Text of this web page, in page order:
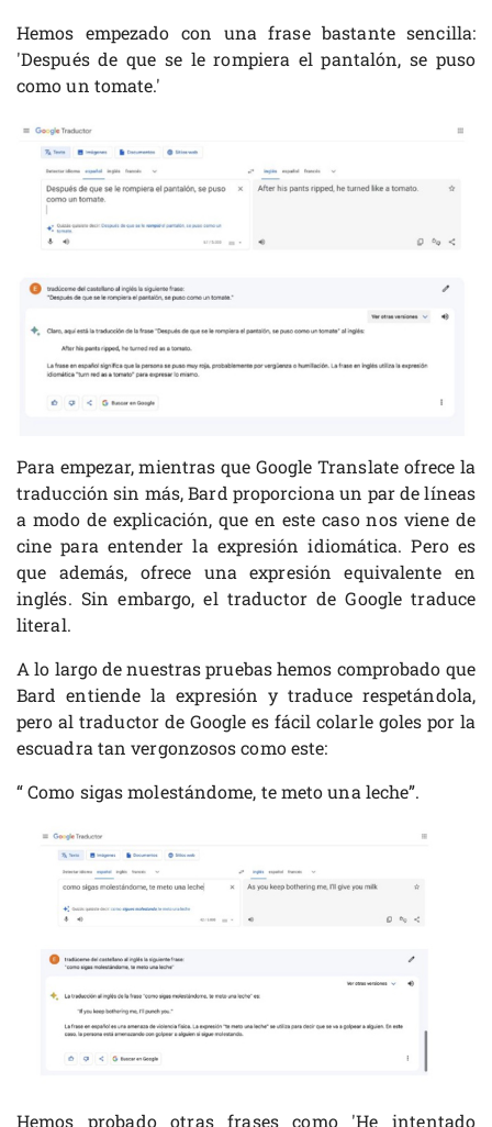
Hemos empezado con una frase bastante sencilla:
'Después de que se le rompiera el pantalón, se puso
como un tomate.'
Para empezar, mientras que Google Translate ofrece la
traducción sin más, Bard proporciona un par de líneas
a modo de explicación, que en este caso nos viene de
cine para entender la expresión idiomática. Pero es
que además, ofrece una expresión equivalente en
inglés. Sin embargo, el traductor de Google traduce
literal.
A lo largo de nuestras pruebas hemos comprobado que
Bard entiende la expresión y traduce respetándola,
pero al traductor de Google es fácil colarle goles por la
escuadra tan vergonzosos como este:
“ Como sigas molestándome, te meto una leche”.
Hemos probado otras frases como 'He intentado